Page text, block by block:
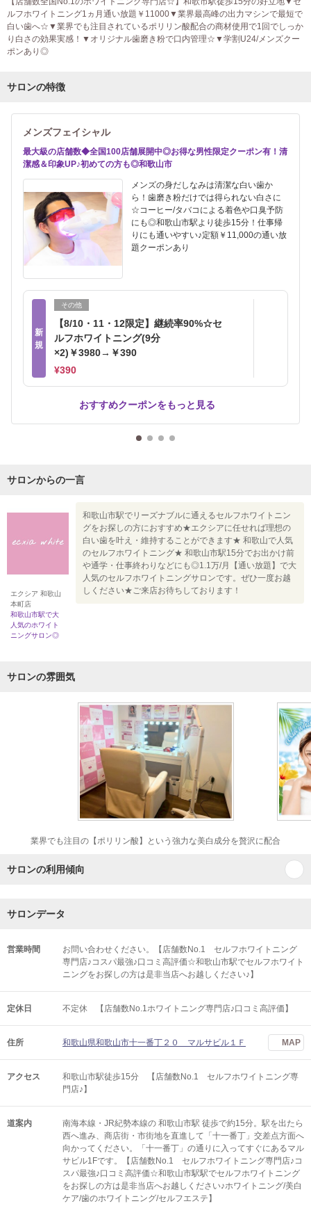
ルフホワイトニング1ヵ月通い放題￥11000▼業界最高峰の出力マシンで最短で
白い歯へ☆▼業界でも注目されているポリリン酸配合の商材使用で1回でしっか
り白さの効果実感！▼オリジナル歯磨き粉で口内管理☆▼学割U24/メンズクー
ポンあり◎
サロンの特徴
メンズフェイシャル
最大級の店舗数◆全国100店舗展開中◎お得な男性限定クーポン有！清
潔感＆印象UP♪初めての方も◎和歌山市
メンズの身だしなみは清潔な白い歯か
ら！歯磨き粉だけでは得られない白さに
☆コーヒー/タバコによる着色や口臭予防
にも◎和歌山市駅より徒歩15分！仕事帰
りにも通いやすい♪定額￥11,000の通い放
題クーポンあり
新
規
その他
【8/10・11・12限定】継続率90%☆セ
ルフホワイトニング(9分
×2)￥3980→￥390
¥390
おすすめクーポンをもっと見る
サロンからの一言
エクシア 和歌山
本町店
和歌山市駅で大
人気のホワイト
ニングサロン◎
和歌山市駅でリーズナブルに通えるセルフホワイトニン
グをお探しの方におすすめ★エクシアに任せれば理想の
白い歯を叶え・維持することができます★ 和歌山で人気
のセルフホワイトニング★ 和歌山市駅15分でお出かけ前
や通学・仕事終わりなどにも◎1.1万/月【通い放題】で大
人気のセルフホワイトニングサロンです。ぜひ一度お越
しください★ご来店お待ちしております！
サロンの雰囲気
業界でも注目の【ポリリン酸】という強力な美白成分を贅沢に配合
サロンの利用傾向
サロンデータ
営業時間
お問い合わせください。【店舗数No.1 セルフホワイトニング
専門店♪コスパ最強♪口コミ高評価☆和歌山市駅でセルフホワイト
ニングをお探しの方は是非当店へお越しください♪】
定休日 不定休 【店舗数No.1ホワイトニング専門店♪口コミ高評価】
住所 和歌山県和歌山市十一番丁２０ マルサビル１Ｆ MAP
アクセス
和歌山市駅徒歩15分 【店舗数No.1 セルフホワイトニング専
門店♪】
道案内
南海本線・JR紀勢本線の 和歌山市駅 徒歩で約15分。駅を出たら
西へ進み、商店街・市街地を直進して「十一番丁」交差点方面へ
向かってください。「十一番丁」の通りに入ってすぐにあるマル
サビル1Fです。【店舗数No.1 セルフホワイトニング専門店♪コ
スパ最強♪口コミ高評価☆和歌山市駅駅でセルフホワイトニング
をお探しの方は是非当店へお越しください♪ホワイトニング/美白
ケア/歯のホワイトニング/セルフエステ】